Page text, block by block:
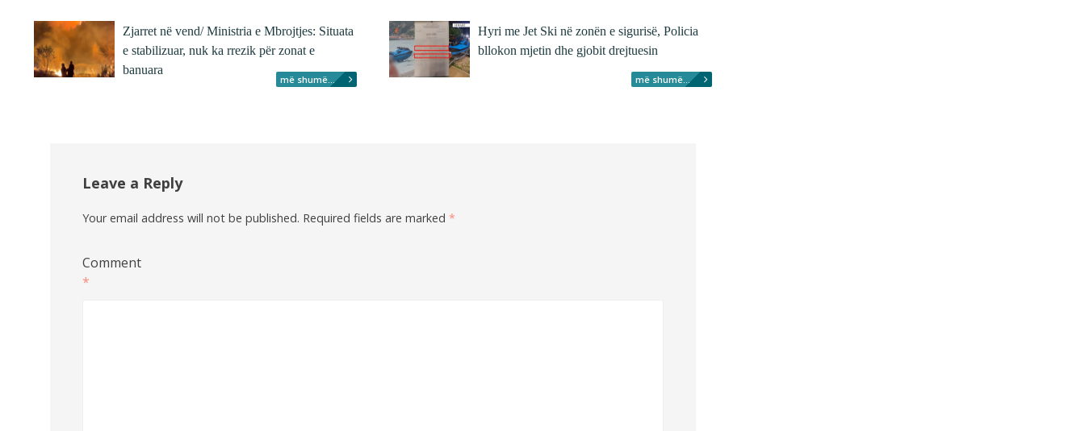
Zjarret në vend/ Ministria e Mbrojtjes: Situata
e stabilizuar, nuk ka rrezik për zonat e
banuara
më shumë...
Hyri me Jet Ski në zonën e sigurisë, Policia
bllokon mjetin dhe gjobit drejtuesin
më shumë...
Leave a Reply
Your email address will not be published. Required fields are marked *
Comment
*